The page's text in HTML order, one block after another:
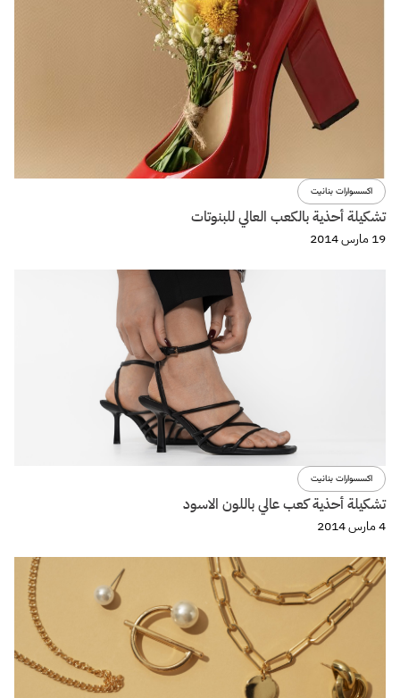
اكسسوارات بنانيت
تشكيلة أحذية بالكعب العالي للبنوتات
19 مارس 2014
اكسسوارات بنانيت
تشكيلة أحذية كعب عالي باللون الاسود
4 مارس 2014